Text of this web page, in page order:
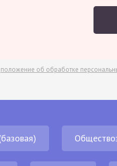
положение об обработке